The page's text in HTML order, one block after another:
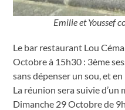
Emilie et Youssef
Le bar restaurant Lou
Octobre à 15h30 : 3ème
sans dépenser un sou, et
La réunion sera suivie d’un
Dimanche 29 Octobre de